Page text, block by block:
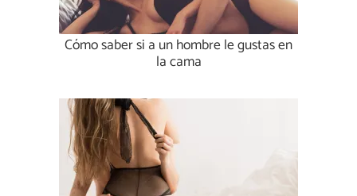
Cómo saber si a un hombre le gustas en
la cama